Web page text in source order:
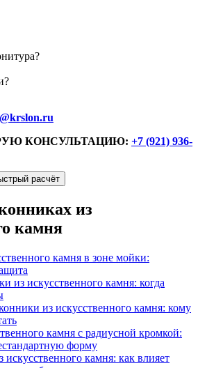
КОНСУЛЬТАЦИЮ: +7 (921) 936-
расчёт
из
камня
камня в зоне мойки:
из искусственного камня: когда
из искусственного камня: кому
камня с радиусной кромкой:
форму
камня: как влияет